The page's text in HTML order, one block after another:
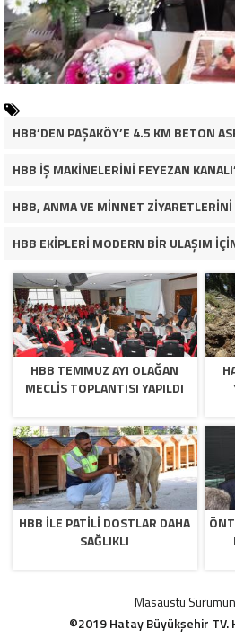
HBB’DEN PAŞAKÖY’E 4.5 KM BETON
HBB İŞ MAKİNELERİNİ FEYEZAN
HBB, ANMA VE MİNNET ZİYARETLERİNİ
HBB EKİPLERİ MODERN BİR ULAŞIM
HBB TEMMUZ AYI OLAĞAN
MECLİS TOPLANTISI YAPILDI
HBB İLE PATİLİ DOSTLAR DAHA
SAĞLIKLI
Masaüstü
©2019 Hatay Büyükşehir TV.